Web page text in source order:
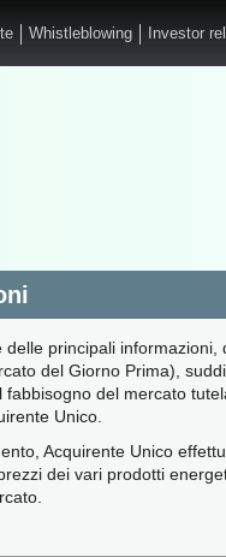
Whistleblowing Investor
principali
del Giorno Prima),
del mercato
Unico.
Acquirente Unico
dei vari prodotti